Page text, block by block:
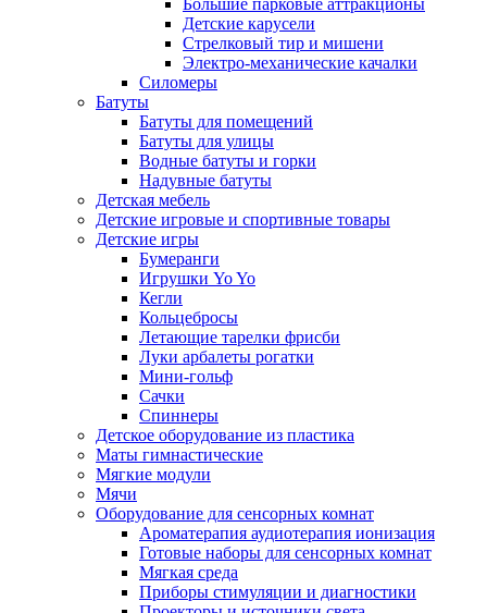
Большие парковые аттракционы
Детские карусели
Стрелковый тир и мишени
Электро-механические качалки
Силомеры
Батуты
Батуты для помещений
Батуты для улицы
Водные батуты и горки
Надувные батуты
Детская мебель
Детские игровые и спортивные товары
Детские игры
Бумеранги
Игрушки Yo Yo
Кегли
Кольцебросы
Летающие тарелки фрисби
Луки арбалеты рогатки
Мини-гольф
Сачки
Спиннеры
Детское оборудование из пластика
Маты гимнастические
Мягкие модули
Мячи
Оборудование для сенсорных комнат
Ароматерапия аудиотерапия ионизация
Готовые наборы для сенсорных комнат
Мягкая среда
Приборы стимуляции и диагностики